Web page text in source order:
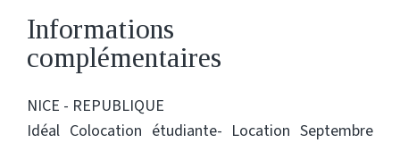
Informations
complémentaires
NICE - REPUBLIQUE
Idéal Colocation étudiante- Location Septembre